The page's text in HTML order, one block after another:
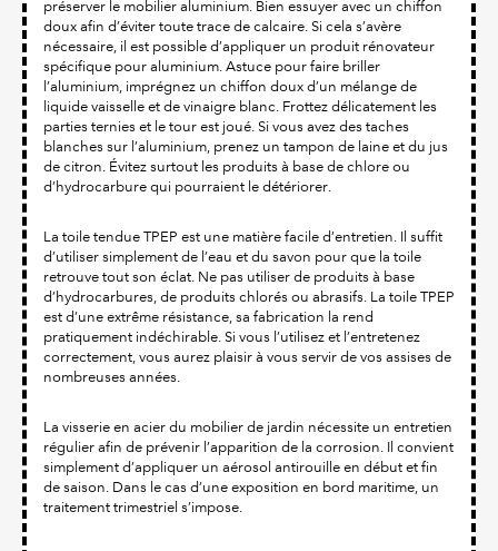
préserver le mobilier aluminium. Bien essuyer avec un chiffon
doux afin d’éviter toute trace de calcaire. Si cela s’avère
nécessaire, il est possible d’appliquer un produit rénovateur
spécifique pour aluminium. Astuce pour faire briller
l’aluminium, imprégnez un chiffon doux d’un mélange de
liquide vaisselle et de vinaigre blanc. Frottez délicatement les
parties ternies et le tour est joué. Si vous avez des taches
blanches sur l’aluminium, prenez un tampon de laine et du jus
de citron. Évitez surtout les produits à base de chlore ou
d’hydrocarbure qui pourraient le détériorer.
La toile tendue TPEP est une matière facile d’entretien. Il suffit
d’utiliser simplement de l’eau et du savon pour que la toile
retrouve tout son éclat. Ne pas utiliser de produits à base
d’hydrocarbures, de produits chlorés ou abrasifs. La toile TPEP
est d’une extrême résistance, sa fabrication la rend
pratiquement indéchirable. Si vous l’utilisez et l’entretenez
correctement, vous aurez plaisir à vous servir de vos assises de
nombreuses années.
La visserie en acier du mobilier de jardin nécessite un entretien
régulier afin de prévenir l’apparition de la corrosion. Il convient
simplement d’appliquer un aérosol antirouille en début et fin
de saison. Dans le cas d’une exposition en bord maritime, un
traitement trimestriel s’impose.